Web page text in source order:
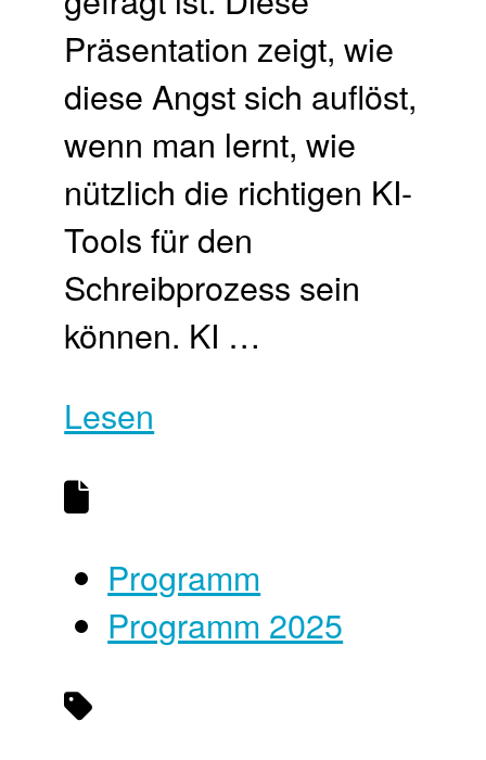
Präsentation zeigt, wie
diese Angst sich auflöst,
wenn man lernt, wie
nützlich die richtigen KI-
Tools für den
Schreibprozess sein
können. KI …
Lesen
Programm
Programm 2025